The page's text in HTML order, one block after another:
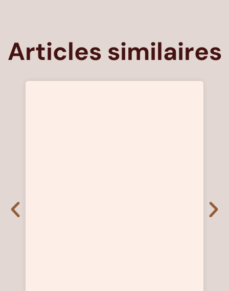
Articles similaires